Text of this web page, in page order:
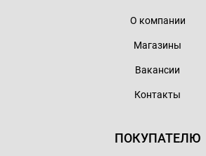
О компании
Магазины
Вакансии
Контакты
ПОКУПАТЕЛЮ